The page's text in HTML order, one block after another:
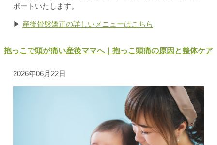
ポートいたします。
▶ 産後骨盤矯正の詳しいメニューはこちら
抱っこで頭が痛い産後ママへ｜抱っこ頭痛の原因と整体ケア
2026年06月22日